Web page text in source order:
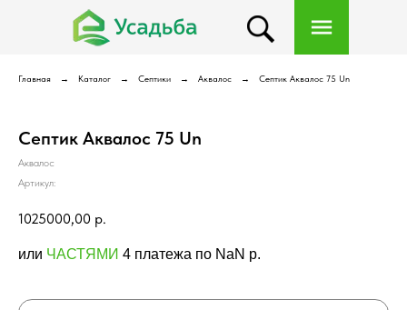
Главная Каталог Септики Аквалос Септик Аквалос 75 Un
Септик Аквалос 75 Un
Аквалос
Артикул:
1025000,00 р.
или ЧАСТЯМИ 4 платежа по NaN p.